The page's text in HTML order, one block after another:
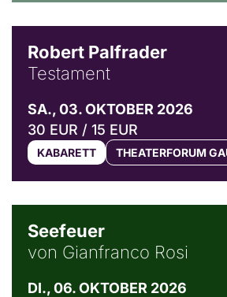
Robert Palfrader
Testament
SA., 03. OKTOBER 2026
30 EUR / 15 EUR
KABARETT THEATERFORUM
Seefeuer
von Gianfranco Rosi
DI., 06. OKTOBER 2026